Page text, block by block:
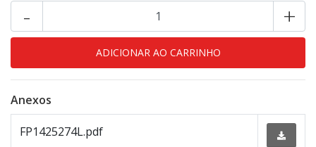
+
-
Anexos
FP1425274L.pdf